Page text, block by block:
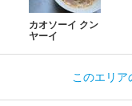
カオソーイ クン
ヤーイ
このエリ